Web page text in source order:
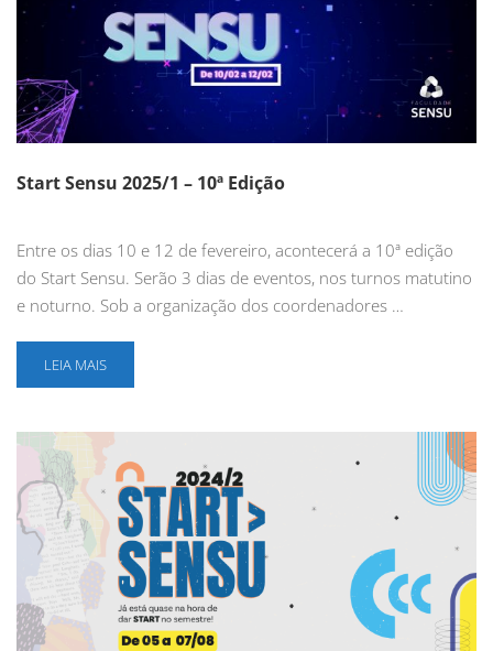
Start Sensu 2025/1 – 10ª Edição
Entre os dias 10 e 12 de fevereiro, acontecerá a 10ª edição
do Start Sensu. Serão 3 dias de eventos, nos turnos matutino
e noturno. Sob a organização dos coordenadores …
LEIA MAIS